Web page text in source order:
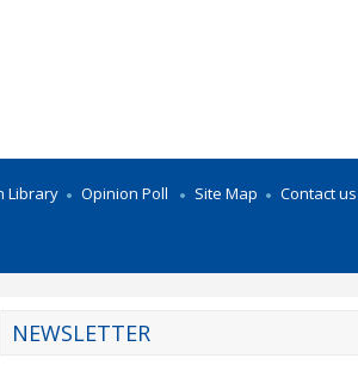
Library Opinion Poll Site Map Contact us
NEWSLETTER